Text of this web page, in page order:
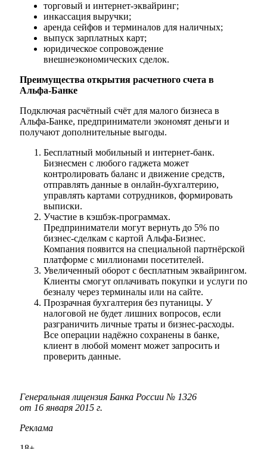
торговый и интернет-эквайринг;
инкассация выручки;
аренда сейфов и терминалов для наличных;
выпуск зарплатных карт;
юридическое сопровождение
внешнеэкономических сделок.
Преимущества открытия расчетного счета в
Альфа-Банке
Подключая расчётный счёт для малого бизнеса в
Альфа-Банке, предприниматели экономят деньги и
получают дополнительные выгоды.
Бесплатный мобильный и интернет-банк.
Бизнесмен с любого гаджета может
контролировать баланс и движение средств,
отправлять данные в онлайн-бухгалтерию,
управлять картами сотрудников, формировать
выписки.
Участие в кэшбэк-программах.
Предприниматели могут вернуть до 5% по
бизнес-сделкам с картой Альфа-Бизнес.
Компания появится на специальной партнёрской
платформе с миллионами посетителей.
Увеличенный оборот с бесплатным эквайрингом.
Клиенты смогут оплачивать покупки и услуги по
безналу через терминалы или на сайте.
Прозрачная бухгалтерия без путаницы. У
налоговой не будет лишних вопросов, если
разграничить личные траты и бизнес-расходы.
Все операции надёжно сохранены в банке,
клиент в любой момент может запросить и
проверить данные.
Генеральная лицензия Банка России № 1326
от 16 января 2015 г.
Реклама